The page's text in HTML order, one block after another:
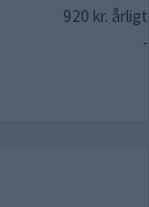
920 kr. årligt
-